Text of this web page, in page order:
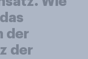
der
der